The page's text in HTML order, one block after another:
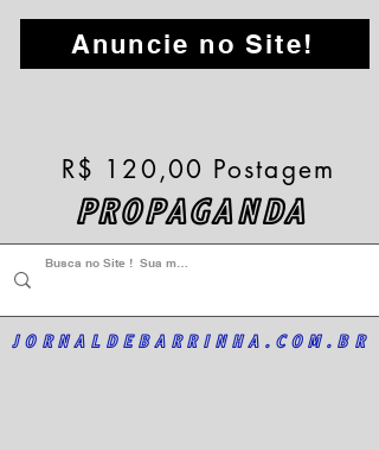
Anuncie no Site!
PROPAGANDA
R$ 120,00 Postagem
JORNALDEBARRINHA.COM.BR